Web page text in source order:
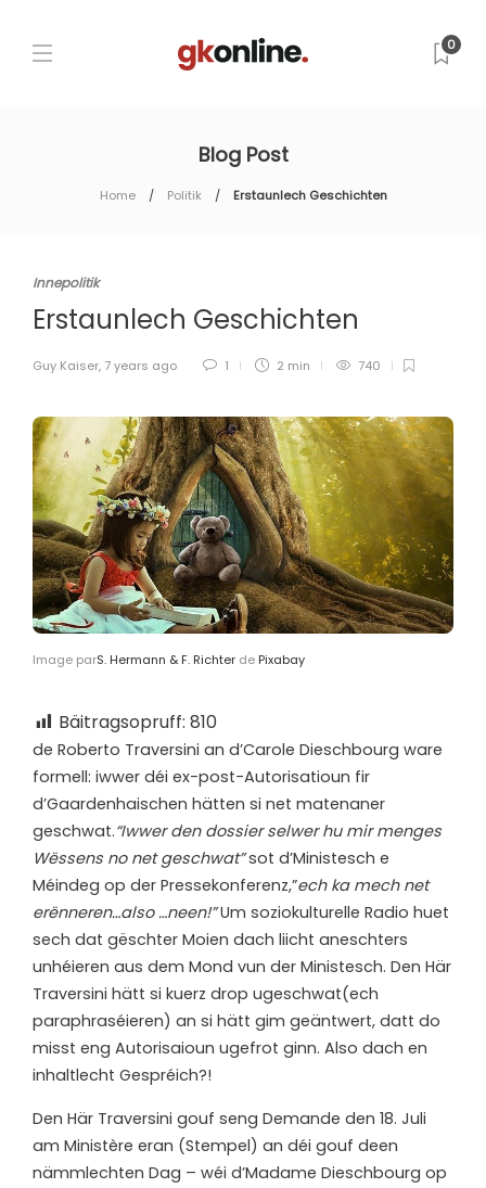
0
Blog Post
Home Politik Erstaunlech Geschichten
Innepolitik
Erstaunlech Geschichten
Guy Kaiser, 7 years ago 1 2 min 740
Image parS. Hermann & F. Richter de Pixabay
Bäitragsopruff: 810
de Roberto Traversini an d’Carole Dieschbourg ware
formell: iwwer déi ex-post-Autorisatioun fir
d’Gaardenhaischen hätten si net matenaner
geschwat.“Iwwer den dossier selwer hu mir menges
Wëssens no net geschwat”sot d’Ministesch e
Méindeg op der Pressekonferenz,”ech ka mech net
erënneren…also …neen!”Um soziokulturelle Radio huet
sech dat gëschter Moien dach liicht aneschters
unhéieren aus dem Mond vun der Ministesch. Den Här
Traversini hätt si kuerz drop ugeschwat(ech
paraphraséieren) an si hätt gim geäntwert, datt do
misst eng Autorisaioun ugefrot ginn. Also dach en
inhaltlecht Gespréich?!
Den Här Traversini gouf seng Demande den 18. Juli
am Ministère eran (Stempel) an déi gouf deen
nämmlechten Dag – wéi d’Madame Dieschbourg op